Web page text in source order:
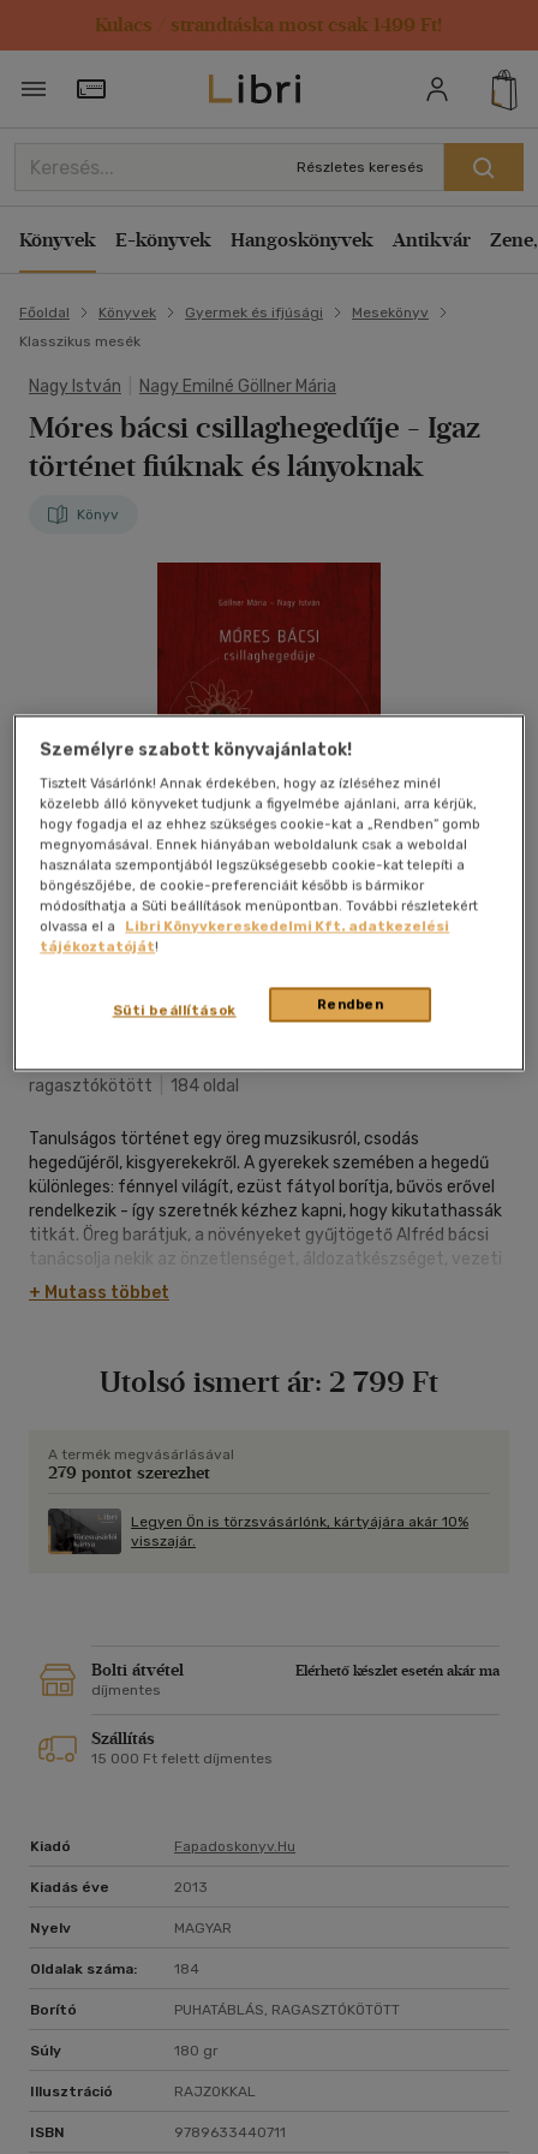
Kulacs / strandtáska most csak 1499 Ft!
Törzsvásárlói Kártya adatai
Részletes keresés
Könyvek E-könyvek Hangoskönyvek Antikvár
Főoldal Könyvek Gyermek és ifjúsági
Mesekönyv
Klasszikus mesék
Nagy István Nagy Emilné Göllner Mária
Móres bácsi csillaghegedűje - Igaz
történet fiúknak és lányoknak
Könyv
ragasztókötött
184 oldal
Tanulságos történet egy öreg muzsikusról, csodás
hegedűjéről, kisgyerekekről. A gyerekek szemében a hegedű
különleges: fénnyel világít, ezüst fátyol borítja, bűvös erővel
rendelkezik - így szeretnék kézhez kapni, hogy kikutathassák
titkát. Öreg barátjuk, a növényeket gyűjtögető Alfréd bácsi
tanácsolja nekik az önzetlenséget, áldozatkészséget, vezeti
őket a helyes útra, hogy szívük jobbá tételével képesek
legyenek a nagy csodákat és a rejtett szépségeket
folytatódik.
Arany Láng legendáját mesélik el a gyerekeknek - melyet
láthatatlanná kellett tenni, hogy ezzel a nagy áldozattal
a könyv ezen részében is sok embernek segít.
+ Mutass többet
Utolsó ismert ár: 2 799 Ft
A termék megvásárlásával
279 pontot szerezhet
Legyen Ön is törzsvásárlónk, kártyájára akár 10%
visszajár.
Bolti átvétel
Elérhető készlet esetén akár ma
díjmentes
Szállítás
15 000 Ft felett díjmentes
Kiadó Fapadoskonyv.hu
Kiadás éve 2013
Nyelv MAGYAR
Oldalak száma: 184
Borító PUHATÁBLÁS, RAGASZTÓKÖTÖTT
Súly 180 gr
Illusztráció RAJZOKKAL
ISBN 9789633440711
Személyre szabott könyvajánlatok!
Tisztelt Vásárlónk! Annak érdekében, hogy az ízléséhez minél
közelebb álló könyveket tudjunk a figyelmébe ajánlani, arra kérjük,
hogy fogadja el az ehhez szükséges cookie-kat a „Rendben” gomb
megnyomásával. Ennek hiányában weboldalunk csak a weboldal
használata szempontjából legszükségesebb cookie-kat telepíti a
böngészőjébe, de cookie-preferenciáit később is bármikor
módosíthatja a Süti beállítások menüpontban. További részletekért
olvassa el a
Libri Könyvkereskedelmi Kft. adatkezelési
tájékoztatóját!
Rendben
Süti beállítások